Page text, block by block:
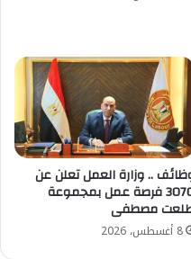
.. وزارة العمل تعلن عن
3070 فرصة عمل بمجموعة
مصطفى
8 أغسطس، 2026